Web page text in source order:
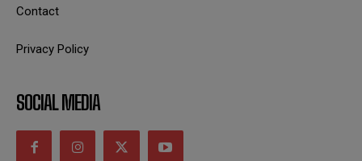
Contact
Privacy Policy
SOCIAL MEDIA